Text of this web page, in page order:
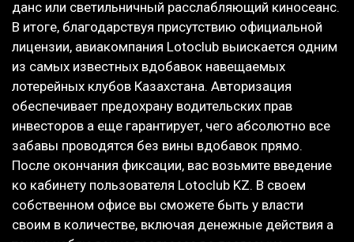
данс или светильничный расслабляющий киносеанс.
В итоге, благодарствуя присутствию официальной
лицензии, авиакомпания Lotoclub выискается одним
из самых известных вдобавок навещаемых
лотерейных клубов Казахстана. Авторизация
обеспечивает предохрану водительских прав
инвесторов а еще гарантирует, чего абсолютно все
забавы проводятся без вины вдобавок прямо.
После окончания фиксации, вас возьмите введение
ко кабинету пользователя Lotoclub KZ. В своем
собственном офисе вы сможете быть у власти
своим в количестве, включая денежные действия а